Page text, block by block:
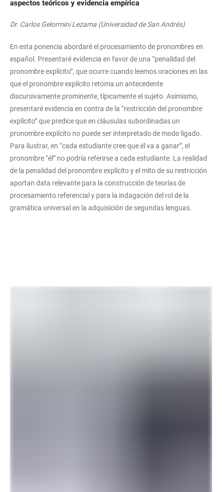
aspectos teóricos y evidencia empírica
Dr. Carlos Gelormini Lezama (Universidad de San Andrés)
En esta ponencia abordaré el procesamiento de pronombres en
español. Presentaré evidencia en favor de una “penalidad del
pronombre explícito”, que ocurre cuando leemos oraciones en las
que el pronombre explícito retoma un antecedente
discursivamente prominente, típicamente el sujeto. Asimismo,
presentaré evidencia en contra de la “restricción del pronombre
explícito” que predice que en cláusulas subordinadas un
pronombre explícito no puede ser interpretado de modo ligado.
Para ilustrar, en “cada estudiante cree que él va a ganar”, el
pronombre “él” no podría referirse a cada estudiante. La realidad
de la penalidad del pronombre explícito y el mito de su restricción
aportan data relevante para la construcción de teorías de
procesamiento referencial y para la indagación del rol de la
gramática universal en la adquisición de segundas lenguas.